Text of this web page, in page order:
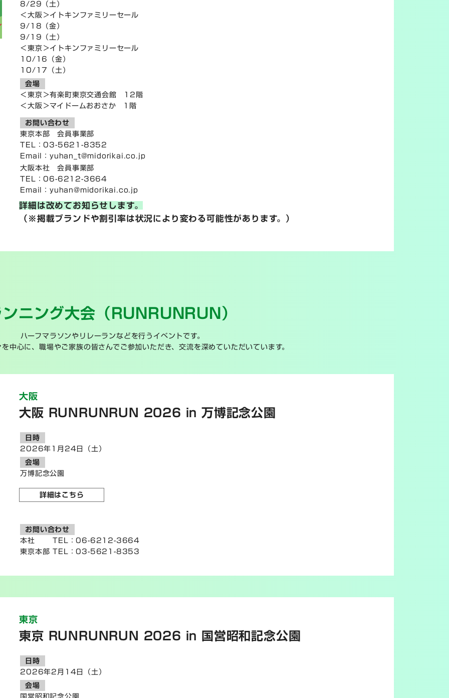
8/29（土）
＜大阪＞イトキンファミリーセール
9/18（金）
9/19（土）
＜東京＞イトキンファミリーセール
10/16（金）
10/17（土）
会場
＜東京＞有楽町東京交通会館 12階
＜大阪＞マイドームおおさか 1階
お問い合わせ
東京本部 会員事業部
TEL：03-5621-8352
Email：yuhan_t@midorikai.co.jp
大阪本社 会員事業部
TEL：06-6212-3664
Email：yuhan@midorikai.co.jp
詳細は改めてお知らせします。
（※掲載ブランドや割引率は状況により変わる可能性があります。）
ンニング大会（RUNRUNRUN）
ハーフマラソンやリレーランなどを行うイベントです。
中心に、職場やご家族の皆さんでご参加いただき、交流を深めていただいています。
大阪
大阪 RUNRUNRUN 2026 in 万博記念公園
日時
2026年1月24日（土）
会場
万博記念公園
詳細はこちら
お問い合わせ
本社 TEL：06-6212-3664
東京本部 TEL：03-5621-8353
東京
東京 RUNRUNRUN 2026 in 国営昭和記念公園
日時
2026年2月14日（土）
会場